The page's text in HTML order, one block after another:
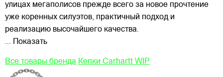
улицах мегаполисов прежде всего за новое прочтение
уже коренных силуэтов, практичный подход и
реализацию высочайшего качества.
... Показать
Все товары бренда Кепки Carhartt WIP